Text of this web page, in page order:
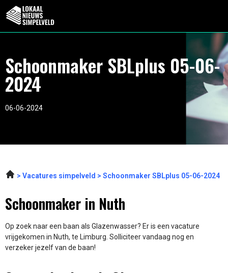
Schoonmaker SBLplus 05-06-
2024
06-06-2024
Vacatures simpelveld Schoonmaker SBLplus 05-06-2024
Schoonmaker in Nuth
Op zoek naar een baan als Glazenwasser? Er is een vacature
vrijgekomen in Nuth, te Limburg. Solliciteer vandaag nog en
verzeker jezelf van de baan!